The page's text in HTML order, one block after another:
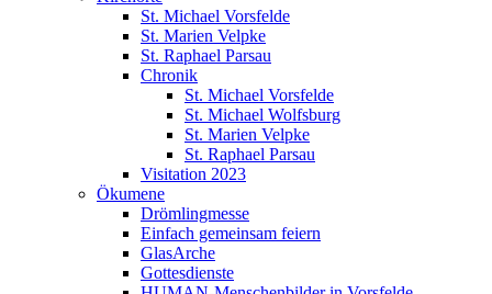
St. Michael Vorsfelde
St. Marien Velpke
St. Raphael Parsau
Chronik
St. Michael Vorsfelde
St. Michael Wolfsburg
St. Marien Velpke
St. Raphael Parsau
Visitation 2023
Ökumene
Drömlingmesse
Einfach gemeinsam feiern
GlasArche
Gottesdienste